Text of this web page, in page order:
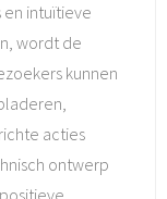
en intuïtieve
wordt de
kunnen
acties
ontwerp